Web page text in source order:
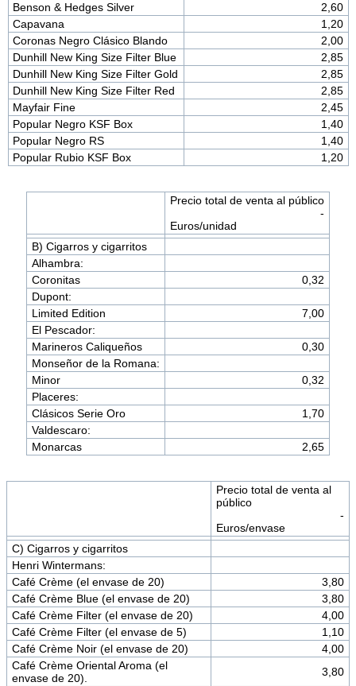
Benson & Hedges Silver
2,60
Capavana
1,20
Coronas Negro Clásico Blando
2,00
Dunhill New King Size Filter Blue
2,85
Dunhill New King Size Filter Gold
2,85
Dunhill New King Size Filter Red
2,85
Mayfair Fine
2,45
Popular Negro KSF Box
1,40
Popular Negro RS
1,40
Popular Rubio KSF Box
1,20
Precio total de venta al público
-
Euros/unidad
B) Cigarros y cigarritos
Alhambra:
Coronitas
0,32
Dupont:
Limited Edition
7,00
El Pescador:
Marineros Caliqueños
0,30
Monseñor de la Romana:
Minor
0,32
Placeres:
Clásicos Serie Oro
1,70
Valdescaro:
Monarcas
2,65
Precio total de venta al
público
-
Euros/envase
C) Cigarros y cigarritos
Henri Wintermans:
Café Crème (el envase de 20)
3,80
Café Crème Blue (el envase de 20)
3,80
Café Crème Filter (el envase de 20)
4,00
Café Crème Filter (el envase de 5)
1,10
Café Crème Noir (el envase de 20)
4,00
Café Crème Oriental Aroma (el
envase de 20).
3,80